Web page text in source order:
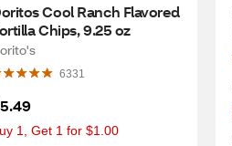
Cool Ranch Flavored
Chips, 9.25 oz
6331
1, Get 1 for $1.00